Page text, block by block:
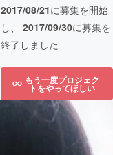
2017/08/21に募集を開始
し、 2017/09/30に募集を
終了しました
もう一度プロジェク
トをやってほしい